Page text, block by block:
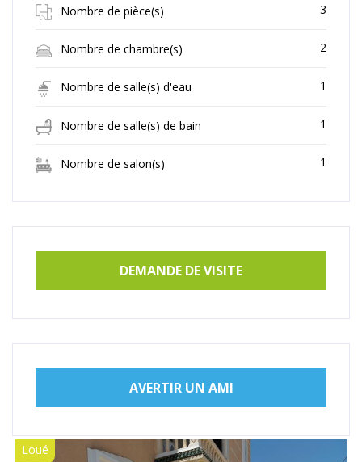
Nombre de pièce(s) 3
Nombre de chambre(s) 2
Nombre de salle(s) d'eau 1
Nombre de salle(s) de bain 1
Nombre de salon(s) 1
DEMANDE DE VISITE
AVERTIR UN AMI
Loué